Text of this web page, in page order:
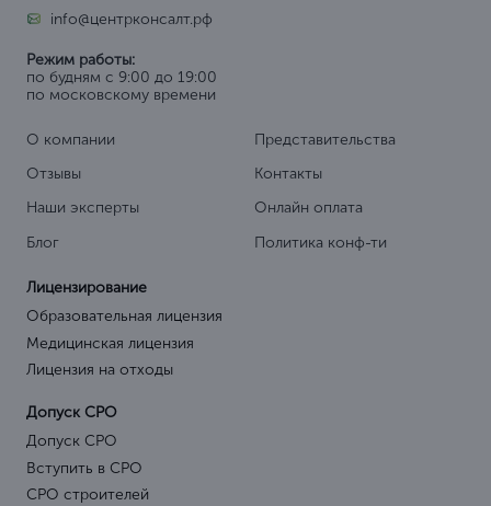
info@центрконсалт.рф
Режим работы:
по будням с 9:00 до 19:00
по московскому времени
О компании
Отзывы
Наши эксперты
Блог
Представительства
Контакты
Онлайн оплата
Политика конф-ти
Лицензирование
Образовательная лицензия
Медицинская лицензия
Лицензия на отходы
Допуск СРО
Допуск СРО
Вступить в СРО
СРО строителей